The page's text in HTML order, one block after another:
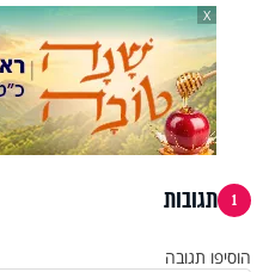
X
1 תגובות
הוסיפו תגובה